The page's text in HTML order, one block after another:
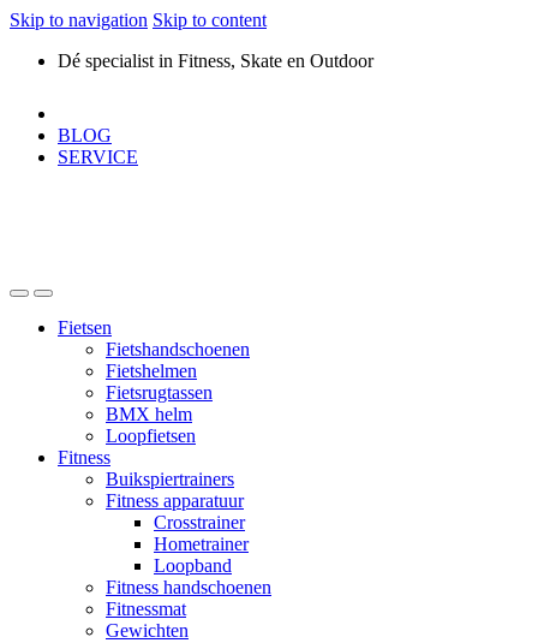
Skip to navigation Skip to content
Dé specialist in Fitness, Skate en Outdoor
BLOG
SERVICE
Fietsen
Fietshandschoenen
Fietshelmen
Fietsrugtassen
BMX helm
Loopfietsen
Fitness
Buikspiertrainers
Fitness apparatuur
Crosstrainer
Hometrainer
Loopband
Fitness handschoenen
Fitnessmat
Gewichten